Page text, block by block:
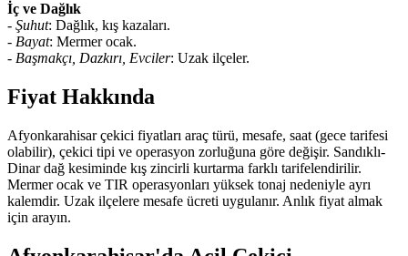
İç ve Dağlık
- Şuhut: Dağlık, kış kazaları.
- Bayat: Mermer ocak.
- Başmakçı, Dazkırı, Evciler: Uzak ilçeler.
Fiyat Hakkında
Afyonkarahisar çekici fiyatları araç türü, mesafe, saat (gece tarifesi
olabilir), çekici tipi ve operasyon zorluğuna göre değişir. Sandıklı-
Dinar dağ kesiminde kış zincirli kurtarma farklı tarifelendirilir.
Mermer ocak ve TIR operasyonları yüksek tonaj nedeniyle ayrı
kalemdir. Uzak ilçelere mesafe ücreti uygulanır. Anlık fiyat almak
için arayın.